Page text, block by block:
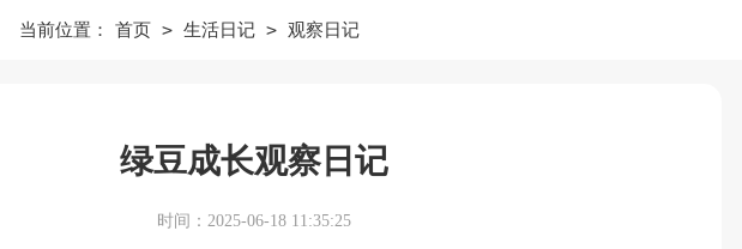
当前位置： 首页 > 生活日记 > 观察日记
绿豆成长观察日记
时间：2025-06-18 11:35:25